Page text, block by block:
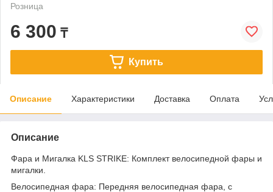
Розница
6 300 ₸
Купить
Описание Характеристики Доставка Оплата
Описание
Фара и Мигалка KLS STRIKE: Комплект велосипедной фары и
мигалки.
Велосипедная фара: Передняя велосипедная фара, с